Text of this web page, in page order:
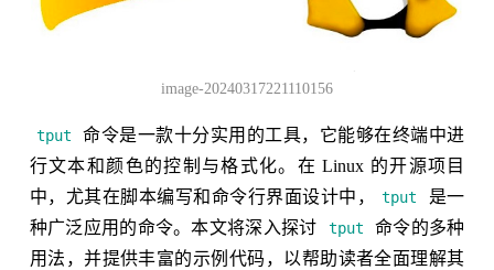
image-20240317221110156
tput
命令是一款十分实用的工具，它能够在终端中进
行文本和颜色的控制与格式化。在 Linux 的开源项目
中，尤其在脚本编写和命令行界面设计中，
tput
是一
种广泛应用的命令。本文将深入探讨
tput
命令的多种
用法，并提供丰富的示例代码，以帮助读者全面理解其